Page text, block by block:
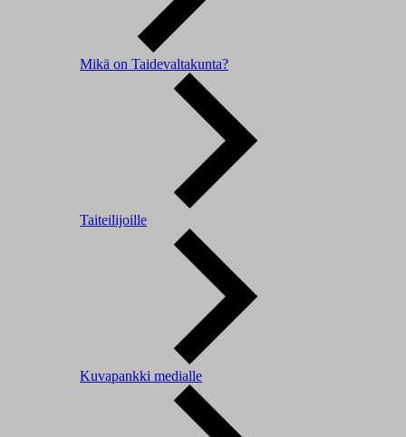
Mikä on Taidevaltakunta?
Taiteilijoille
Kuvapankki medialle